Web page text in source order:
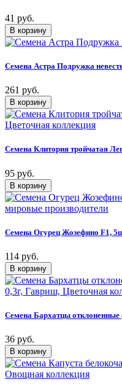
41 руб.
Семена Астра Подружка
261 руб.
Семена Клитория тройчатая
95 руб.
Семена Огурец Жозефино F1,
114 руб.
Семена Бархатцы отклоненные
36 руб.